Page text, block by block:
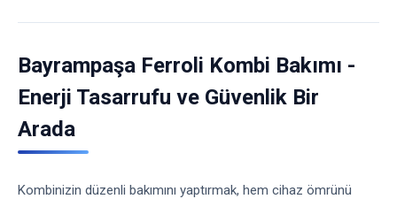
Bayrampaşa Ferroli Kombi Bakımı -
Enerji Tasarrufu ve Güvenlik Bir
Arada
Kombinizin düzenli bakımını yaptırmak, hem cihaz ömrünü